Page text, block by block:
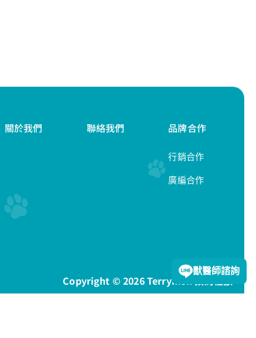
關於我們 聯絡我們 品牌合作
行銷合作
廣編合作
隱私權政策
Copyright © 2026 Terrymon 預約怪獸
獸醫師諮詢